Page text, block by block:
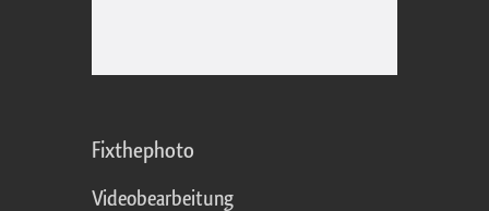
Fixthephoto
Videobearbeitung